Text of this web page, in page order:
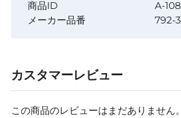
商品ID
A-
メーカー品番
792-
カスタマーレビュー
この商品のレビューはまだありません。